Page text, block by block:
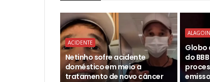
ACIDENTE
Netinho sofre acidente
doméstico em meio a
tratamento de novo câncer
Globo
do